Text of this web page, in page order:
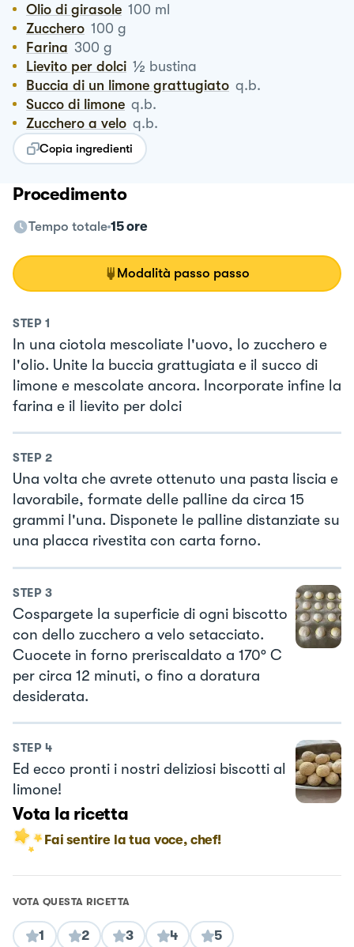
Olio di girasole 100 ml
Zucchero 100 g
Farina 300 g
Lievito per dolci ½ bustina
Buccia di un limone grattugiato q.b.
Succo di limone q.b.
Zucchero a velo q.b.
Copia ingredienti
Procedimento
Tempo totale 15 ore
Modalità passo passo
STEP 1
In una ciotola mescoliate l'uovo, lo zucchero e
l'olio. Unite la buccia grattugiata e il succo di
limone e mescolate ancora. Incorporate infine la
farina e il lievito per dolci
STEP 2
Una volta che avrete ottenuto una pasta liscia e
lavorabile, formate delle palline da circa 15
grammi l'una. Disponete le palline distanziate su
una placca rivestita con carta forno.
STEP 3
Cospargete la superficie di ogni biscotto
con dello zucchero a velo setacciato.
Cuocete in forno preriscaldato a 170° C
per circa 12 minuti, o fino a doratura
desiderata.
STEP 4
Ed ecco pronti i nostri deliziosi biscotti al
limone!
Vota la ricetta
Fai sentire la tua voce, chef!
VOTA QUESTA RICETTA
1 2 3 4 5